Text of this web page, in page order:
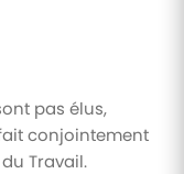
pas élus,
conjointement
Travail.